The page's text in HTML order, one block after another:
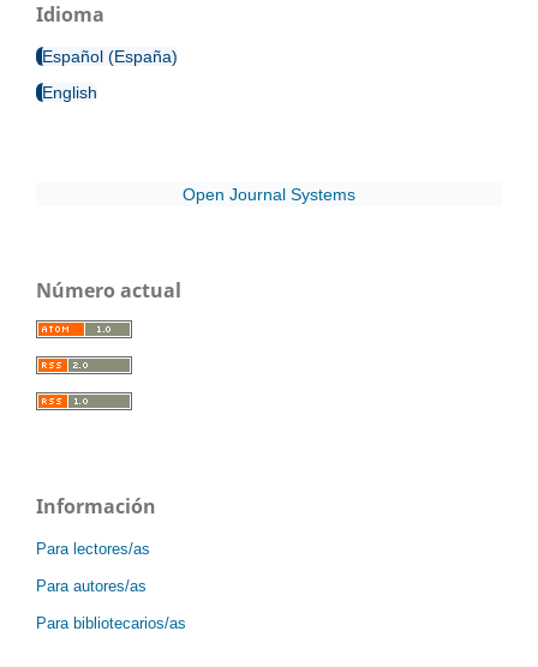
Idioma
Español (España)
English
Open Journal Systems
Número actual
Información
Para lectores/as
Para autores/as
Para bibliotecarios/as